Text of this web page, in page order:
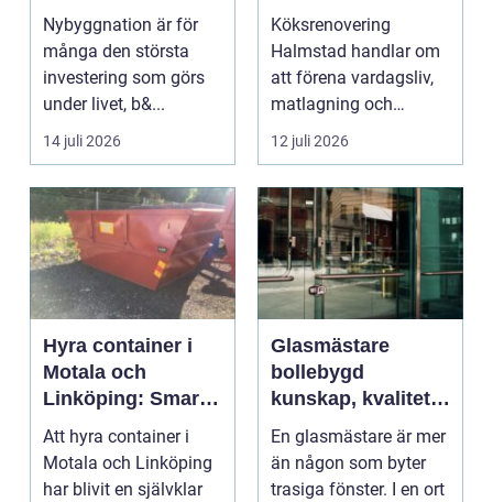
Nybyggnation är för
många den största
investering som görs
under livet, b&...
14 juli 2026
funktionellt och
trivsamt kök
Köksrenovering
Halmstad handlar om
att förena vardagsliv,
matlagning och
umgänge i et...
12 juli 2026
Hyra container i
Motala och
Linköping: Smart
avfallshantering
för projekt i alla
storlekar
Att hyra container i
Motala och Linköping
har blivit en självklar
Glasmästare
bollebygd
kunskap, kvalitet
och smarta
glaslösningar
En glasmästare är mer
än någon som byter
trasiga fönster. I en ort